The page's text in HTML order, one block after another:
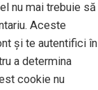
nu mai trebuie să
Aceste
și te autentifici în
a determina
cookie nu